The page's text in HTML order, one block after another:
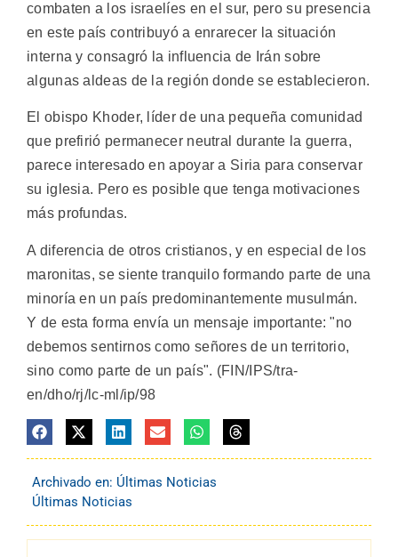
combaten a los israelíes en el sur, pero su presencia
en este país contribuyó a enrarecer la situación
interna y consagró la influencia de Irán sobre
algunas aldeas de la región donde se establecieron.
El obispo Khoder, líder de una pequeña comunidad
que prefirió permanecer neutral durante la guerra,
parece interesado en apoyar a Siria para conservar
su iglesia. Pero es posible que tenga motivaciones
más profundas.
A diferencia de otros cristianos, y en especial de los
maronitas, se siente tranquilo formando parte de una
minoría en un país predominantemente musulmán.
Y de esta forma envía un mensaje importante: "no
debemos sentirnos como señores de un territorio,
sino como parte de un país". (FIN/IPS/tra-
en/dho/rj/lc-ml/ip/98
Archivado en: Últimas Noticias
Últimas Noticias